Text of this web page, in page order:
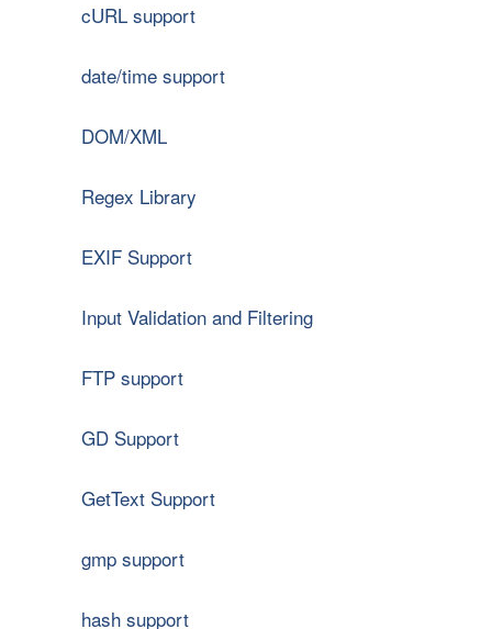
cURL support
date/time support
DOM/XML
Regex Library
EXIF Support
Input Validation and Filtering
FTP support
GD Support
GetText Support
gmp support
hash support